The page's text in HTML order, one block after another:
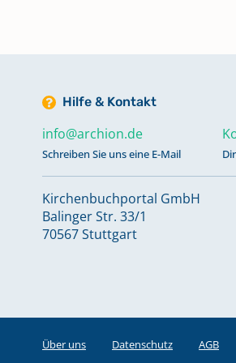
Taufen 1911-1913
Trauungen 1881-1901
Trauungen 1919-1927
Hilfe & Kontakt
info@archion.de
Schreiben Sie uns eine E-Mail
Kirchenbuchportal GmbH
Balinger Str. 33/1
70567 Stuttgart
Über uns Datenschutz AGB